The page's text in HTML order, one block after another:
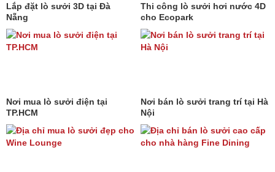
Lắp đặt lò sưởi 3D tại Đà
Nẵng
Thi công lò sưởi hơi nước 4D
cho Ecopark
Nơi mua lò sưởi điện tại
TP.HCM
Nơi bán lò sưởi trang trí tại Hà
Nội